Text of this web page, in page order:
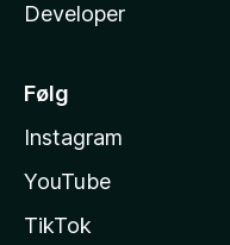
Developer
Følg
Instagram
YouTube
TikTok